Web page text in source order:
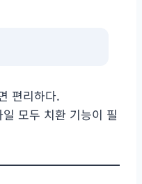
편리하다.
모두 치환 기능이 필